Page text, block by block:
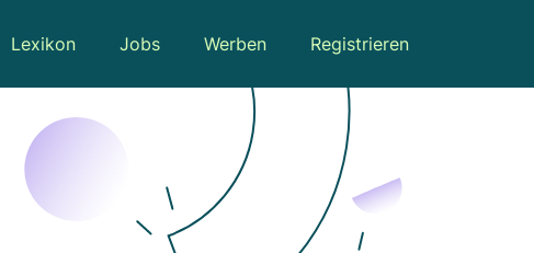
Lexikon Jobs Werben Registrieren